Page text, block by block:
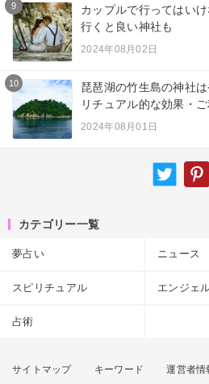
9
カップルで行ってはい
行くと良い神社も
2024年08月02日
10
琵琶湖の竹生島の神社
リチュアル的な効果・
2024年08月01日
カテゴリー一覧
夢占い ニュース
スピリチュアル エンジェ
占術
サイトマップ キーワード 運営者情